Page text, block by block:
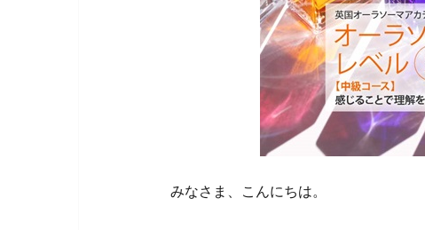
みなさま、こんにちは。